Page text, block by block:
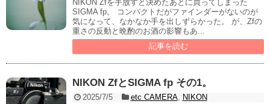
NIKON Zfを手放すと決めたあとに買ってしまった
SIGMA fp。 コンパクトだがファインダーがないのが
気になって、なかなか手を出しずらかった。 が、Zfの
重さの反動と晩酌のお酒の影響もあ...
記事を読む
NIKON ZfとSIGMA fp その1。
2025/7/5 etc CAMERA,
NIKON